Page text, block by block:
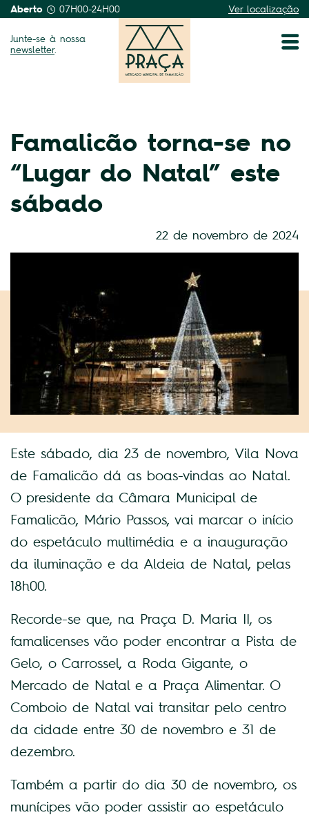
Aberto 07H00-24H00 Ver localização
Junte-se à nossa
newsletter.
Famalicão torna-se no
“Lugar do Natal” este
sábado
22 de novembro de 2024
Este sábado, dia 23 de novembro, Vila Nova
de Famalicão dá as boas-vindas ao Natal.
O presidente da Câmara Municipal de
Famalicão, Mário Passos, vai marcar o início
do espetáculo multimédia e a inauguração
da iluminação e da Aldeia de Natal, pelas
18h00.
Recorde-se que, na Praça D. Maria II, os
famalicenses vão poder encontrar a Pista de
Gelo, o Carrossel, a Roda Gigante, o
Mercado de Natal e a Praça Alimentar. O
Comboio de Natal vai transitar pelo centro
da cidade entre 30 de novembro e 31 de
dezembro.
Também a partir do dia 30 de novembro, os
munícipes vão poder assistir ao espetáculo